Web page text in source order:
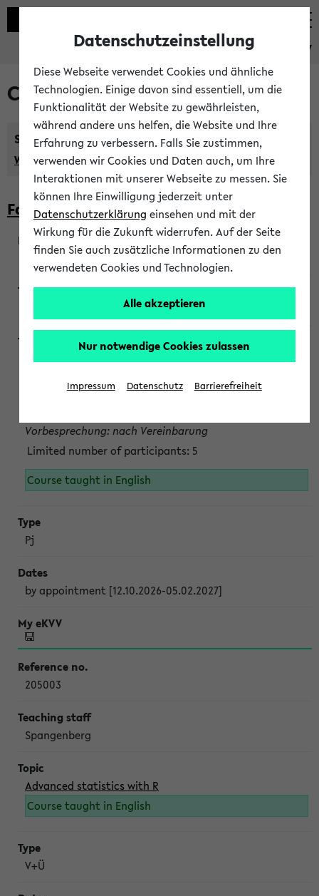
eKVV
Courses taught in English
Semester:
WiSe 2026/2027 SoSe 2026 Previous...
Faculty of Biology
200923
Wendisch, Peters-Wendisch, Stegelmann
Projektmodul "Bakterielle Biotechnologie"
Persönliche Anmeldung beim Veranstalter ist unbedingt
Vorbesprechung: nach Vereinbarung
Limited number of participants: 5
Course taught in English
Pj
by appointment [12.10.2026-05.02.2027]
205003
Spangenberg
Advanced statistics with R
Course taught in English
V+Ü
Datenschutzeinstellung
Diese Webseite verwendet Cookies und ähnliche
Technologien. Einige davon sind essentiell, um die
Funktionalität der Website zu gewährleisten,
während andere uns helfen, die Website und Ihre
Erfahrung zu verbessern. Falls Sie zustimmen,
verwenden wir Cookies und Daten auch, um Ihre
Interaktionen mit unserer Webseite zu messen. Sie
können Ihre Einwilligung jederzeit unter
Datenschutzerklärung einsehen und mit der
Wirkung für die Zukunft widerrufen. Auf der Seite
finden Sie auch zusätzliche Informationen zu den
verwendeten Cookies und Technologien.
Alle akzeptieren
Nur notwendige Cookies zulassen
Impressum Datenschutz Barrierefreiheit